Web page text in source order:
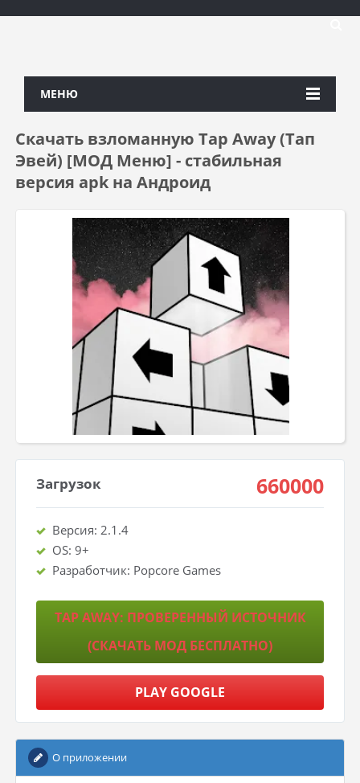
МЕНЮ
Скачать взломанную Tap Away (Тап
Эвей) [МОД Меню] - стабильная
версия apk на Андроид
Загрузок 660000
Версия: 2.1.4
OS: 9+
Разработчик: Popcore Games
TAP AWAY: ПРОВЕРЕННЫЙ ИСТОЧНИК
(СКАЧАТЬ МОД БЕСПЛАТНО)
PLAY GOOGLE
О приложении